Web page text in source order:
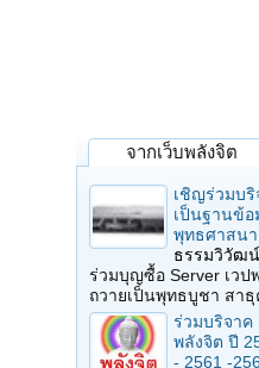
จากเว็บพลังจิต
เชิญร่วมบริ
เป็นฐานข้อ
พุทธศาสนา
ธรรมวิวัฒน์
ร่วมบุญซื้อ Server เวป
ถวายเป็นพุทธบูชา สาธุ
ร่วมบริจาค
พลังจิต ปี
- 2561 -